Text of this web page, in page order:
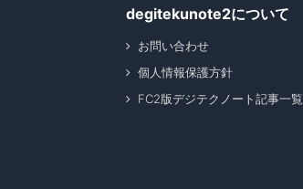
degitekunote2について
お問い合わせ
個人情報保護方針
FC2版デジテクノート記事一覧